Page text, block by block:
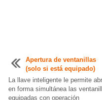
Apertura de ventanillas
(solo si está equipado)
La llave inteligente le permite
en forma simultánea las
equipadas con operación